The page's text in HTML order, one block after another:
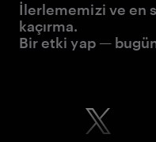
İlerlememizi ve en
kaçırma.
Bir etki yap —